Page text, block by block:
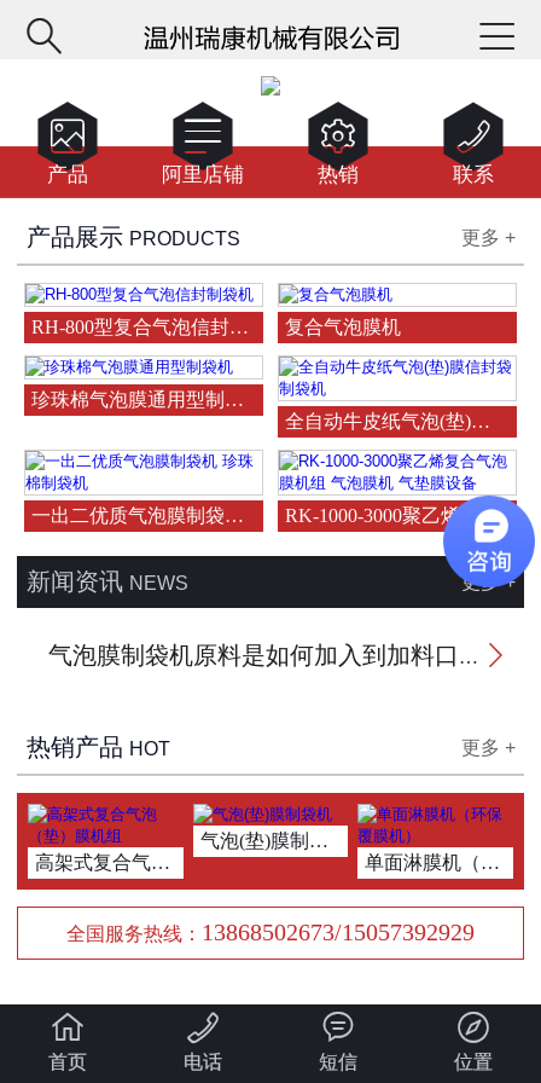



产品 
阿里店铺 
热销 
联系
产品展示 PRODUCTS 更多 +
RH-800型复合气泡信封制袋机复合气泡膜机
珍珠棉气泡膜通用型制袋机
全自动牛皮纸气泡(垫)膜信封
一出二优质气泡膜制袋机 珍珠棉制袋机RK-1000-3000聚乙烯复合气
新闻资讯 NEWS 更多 +

气泡膜制袋机原料是如何加入到加料口的
热销产品 HOT 更多 +
高架式复合气泡（垫）膜机组
气泡(垫)膜制袋机
单面淋膜机（环保
全国服务热线： 13868502673/15057392929

首页

电话

短信

位置